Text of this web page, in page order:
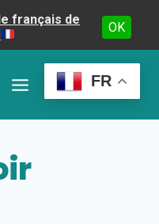
FR
français de
OK